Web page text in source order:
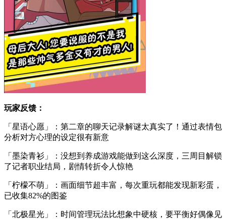
玩家反馈：
「星语心愿」：第二章的聊天记录解谜太真实了！通过表情包
分析对方心理的设定很有新意
「墨染青衫」：没想到养成游戏能做到这么深度，三周目解锁
了记者职业结局，剧情转折令人惊艳
「柠檬不萌」：画面细节超丰富，每次重玩都能发现新彩蛋，
已收集82%的图鉴
「北极星光」：时间管理玩法比想象中硬核，要平衡好偶像见